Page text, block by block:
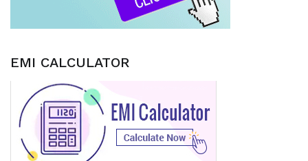
EMI CALCULATOR